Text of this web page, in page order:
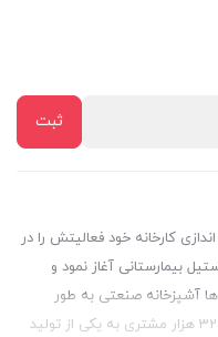
پارسا تجهیز در سال 1389 با راه اندازی کارخانه خود فعالیتش را در
بیمارستانی آغاز نمود و
آشپزخانه صنعتی به طور
مستمر ادامه داده، تا امروز با داشتن بیش از 32 هزار مشتری به یکی از تولید